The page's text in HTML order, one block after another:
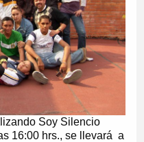
Soy Silencio
16:00 hrs., se llevará a